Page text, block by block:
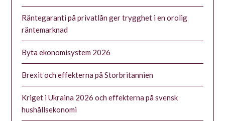
Räntegaranti på privatlån ger trygghet i en orolig
räntemarknad
Byta ekonomisystem 2026
Brexit och effekterna på Storbritannien
Kriget i Ukraina 2026 och effekterna på svensk
hushållsekonomi